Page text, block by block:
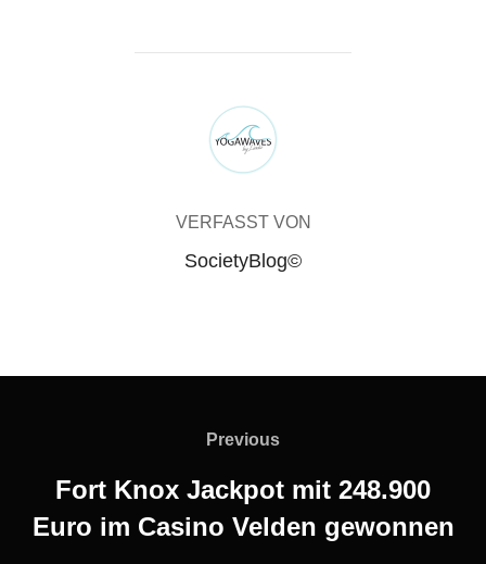
BEITRAGSAUTOR
VERFASST VON
SocietyBlog©
Previous
Previous
Fort Knox Jackpot mit 248.900
Euro im Casino Velden gewonnen